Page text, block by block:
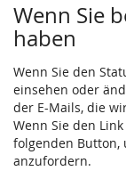
Wenn Sie
haben
Wenn Sie den
einsehen oder
der E-Mails, die
Wenn Sie den
folgenden Button,
anzufordern.